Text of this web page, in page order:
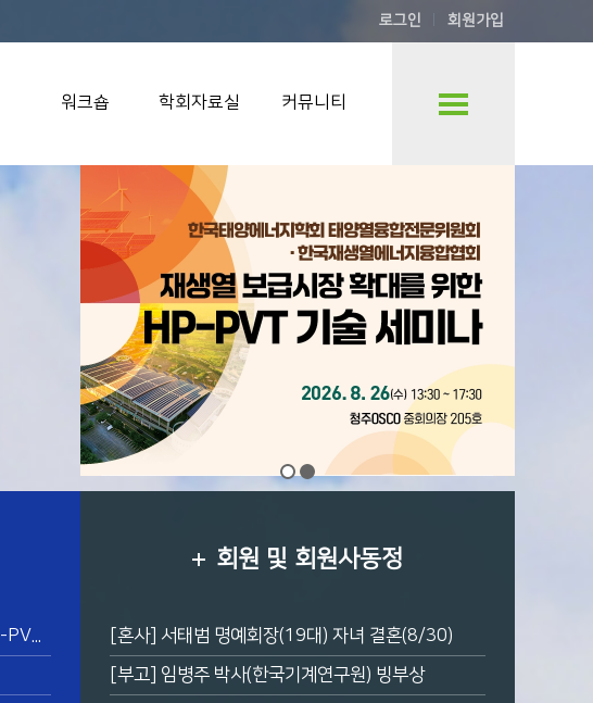
로그인 회원가입
워크숍 학회자료실 커뮤니티
『2026년 재생열 보급 시장 확대를 위한 HP-PVT 기술 세미나』 개최 안내
회원 및 회원사동정
[혼사] 서태범 명예회장(19대) 자녀 결혼(8/30)
[부고] 임병주 박사(한국기계연구원) 빙부상